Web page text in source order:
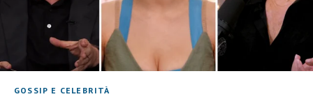
GOSSIP E CELEBRITÀ